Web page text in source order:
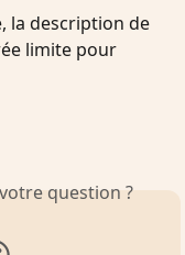
la description de
limite pour
question ?